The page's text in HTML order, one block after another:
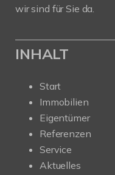
wir sind für Sie da.
INHALT
Start
Immobilien
Eigentümer
Referenzen
Service
Aktuelles